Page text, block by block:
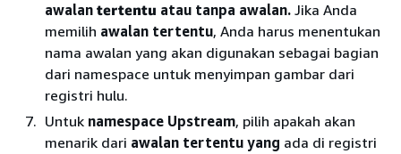
awalan tertentu atau tanpa awalan. Jika Anda
memilih awalan tertentu, Anda harus menentukan
nama awalan yang akan digunakan sebagai bagian
dari namespace untuk menyimpan gambar dari
registri hulu.
Untuk namespace Upstream, pilih apakah akan
menarik dari awalan tertentu yang ada di registri